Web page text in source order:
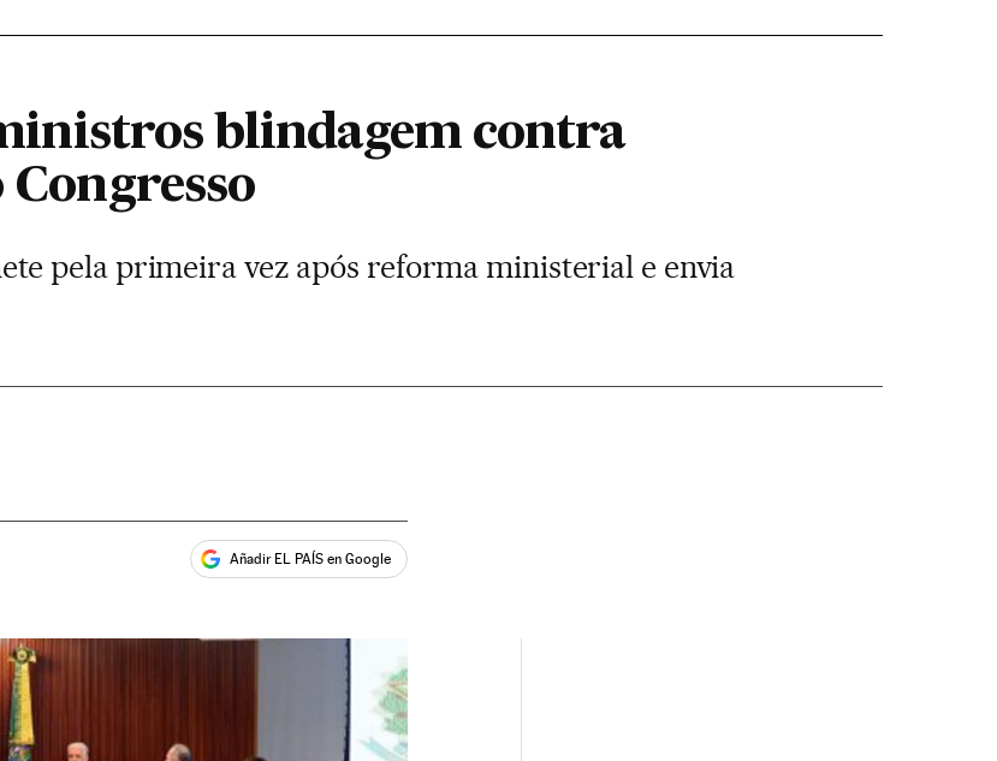
blindagem contra
pela primeira vez após reforma ministerial e envia
Añadir EL PAÍS en Google